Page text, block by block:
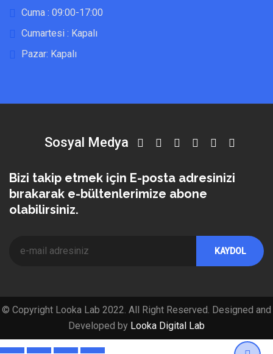
Cuma : 09:00-17:00
Cumartesi : Kapalı
Pazar: Kapalı
Sosyal Medya
Bizi takip etmek için E-posta adresinizi
bırakarak e-bültenlerimize abone
olabilirsiniz.
© Copyright Looka Lab 2022. All Right Reserved. Designed and
Developed by Looka Digital Lab